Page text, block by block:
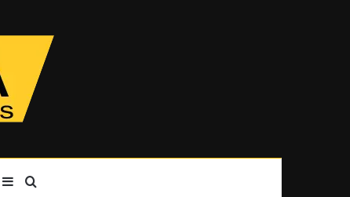
Barra Lateral